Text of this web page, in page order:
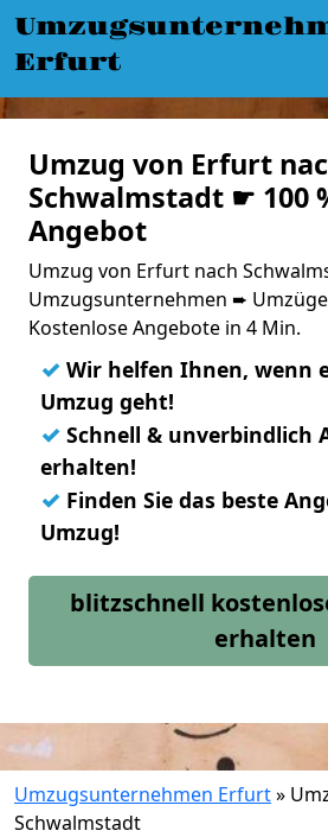
Erfurt
Umzug von Erfurt
Schwalmstadt ☛ 100
Angebot
Umzug von Erfurt nach
Umzugsunternehmen ➨ Umzüge
Kostenlose Angebote in 4 Min.
✓ Wir helfen Ihnen, wenn
Umzug geht!
✓ Schnell & unverbindlich
erhalten!
✓ Finden Sie das beste
Umzug!
blitzschnell
erhalten
Umzugsunternehmen Erfurt»
Schwalmstadt